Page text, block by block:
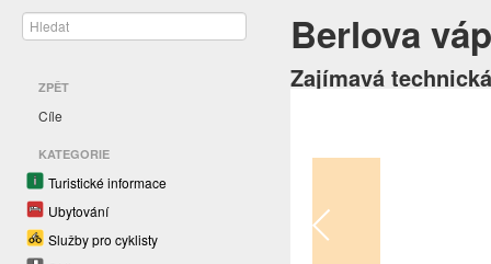
ZPĚT
Cíle
KATEGORIE
Turistické informace
Ubytování
Služby pro cyklisty
Berlova
Zajímavá